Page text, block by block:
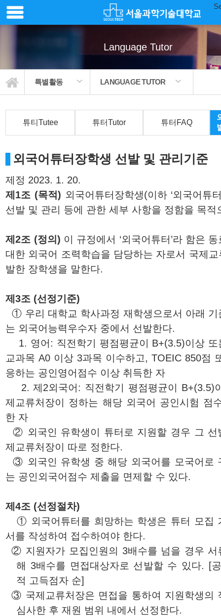
Language Tutor
특별활동 LANGUAGE TUTOR
튜티Tutee 튜터Tutor 튜터FAQ
외국어튜터장학생 선발 및 관리기준
제정 2023. 1. 20.
제1조 (목적) 외국어튜터장학생(이하 ‘외국어튜
선발 및 관리 등에 관한 세부 사항을 정함을 목적
제2조 (정의) 이 규정에서 ‘외국어튜터’라 함은
대한 외국어 조력학습을 담당하는 자로서 국제
발한 장학생을 말한다.
제3조 (선정기준)
① 우리 대학교 학사과정 재학생으로서 아래 기
는 외국어능력우수자 중에서 선발한다.
1. 영어: 직전학기 평점평균이 B+(3.5)이상 또
교과목 A0 이상 3과목 이수하고, TOEIC 850점
응하는 공인영어점수 이상 취득한 자
2. 제2외국어: 직전학기 평점평균이 B+(3.5)
제교류처장이 정하는 해당 외국어 공인시험 점
한 자
② 외국인 유학생이 튜터로 지원할 경우 그
제교류처장이 따로 정한다.
③ 외국인 유학생 중 해당 외국어를 모국어로
는 공인외국어점수 제출을 면제할 수 있다.
제4조 (선정절차)
① 외국어튜터를 희망하는 학생은 튜터 모집
서를 작성하여 접수하여야 한다.
② 지원자가 모집인원의 3배수를 넘을 경우 서
해 3배수를 면접대상자로 선발할 수 있다. [
적 고득점자 순]
③ 국제교류처장은 면접을 통하여 지원학생의
심사한 후 재원 범위 내에서 선정한다.